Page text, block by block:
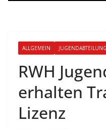
ALLGEMEIN JUGENDABTEILUNG
RWH
erhalten
Lizenz